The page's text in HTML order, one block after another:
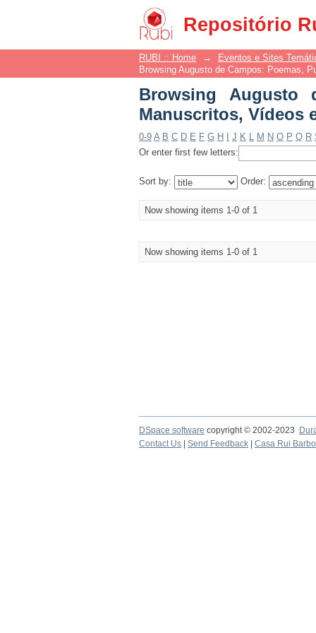
Repositório
Browsing Augusto
Gravações by Title
RUBI :: Home → Eventos e Sites
Browsing Augusto de Campos: Poemas,
Browsing Augusto
Manuscritos, Vídeos
0-9 A B C D E F G H J K L M N O P Q R
Or enter first few letters:
Sort by: Order:
Now showing items 1-0 of 1
Now showing items 1-0 of 1
DSpace software copyright © 2002-2023
Contact Us
Send Feedback Casa Rui